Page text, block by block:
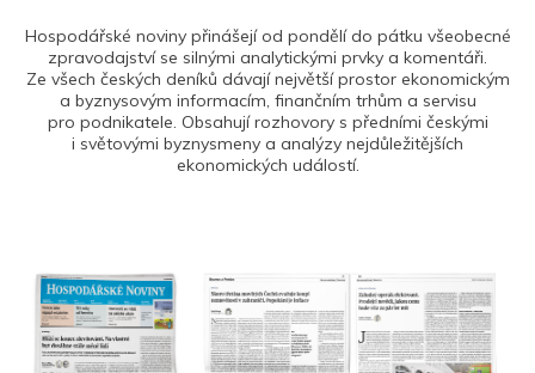
Hospodářské noviny přinášejí od pondělí do pátku všeobecné
zpravodajství se silnými analytickými prvky a komentáři.
Ze všech českých deníků dávají největší prostor ekonomickým
a byznysovým informacím, finančním trhům a servisu
pro podnikatele. Obsahují rozhovory s předními českými
i světovými byznysmeny a analýzy nejdůležitějších
ekonomických událostí.